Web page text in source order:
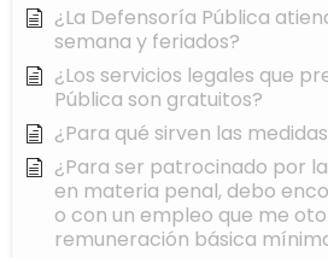
¿La Defensoría Pública
semana y feriados?
¿Los servicios legales que
Pública son gratuitos?
¿Para qué sirven las
¿Para ser patrocinado por
en materia penal, debo
o con un empleo que me
remuneración básica